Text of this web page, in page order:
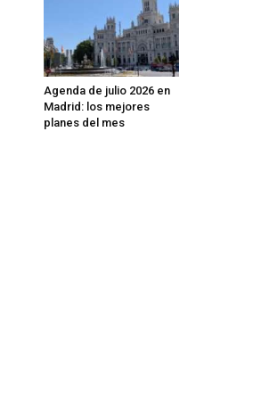
Agenda de julio 2026 en
Madrid: los mejores
planes del mes